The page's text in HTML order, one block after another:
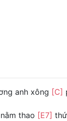
anh xông [C]
thao [E7]